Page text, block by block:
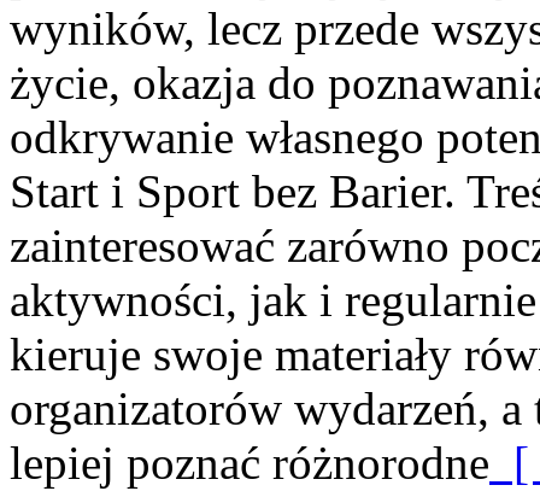
wyników, lecz przede
życie, okazja do
odkrywanie własnego
Start i Sport bez Barier.
zainteresować zarówno
aktywności, jak i
kieruje swoje materiały
organizatorów wydarzeń,
lepiej poznać różnorodne [